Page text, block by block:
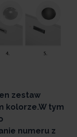
zestaw
kolorze.W tym
numeru z